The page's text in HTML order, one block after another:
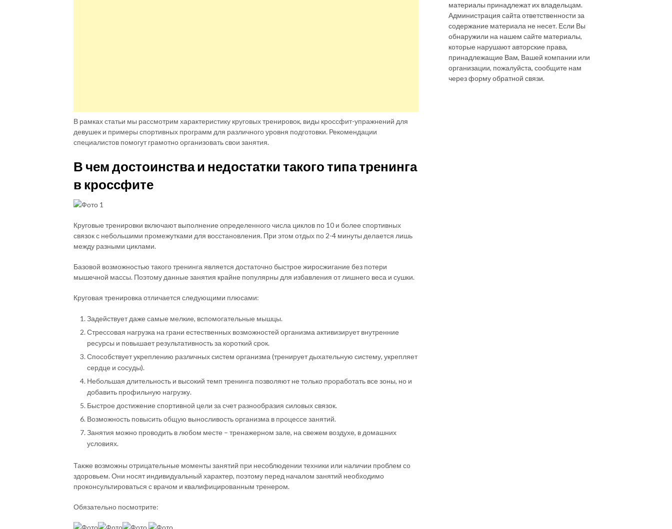
В рамках статьи мы рассмотрим характеристику круговых тренировок, виды кроссфит-упражнений для
девушек и примеры спортивных программ для различного уровня подготовки. Рекомендации
специалистов помогут грамотно организовать свои занятия.
В чем достоинства и недостатки такого типа тренинга
в кроссфите
Круговые тренировки включают выполнение определенного числа циклов по 10 и более спортивных
связок с небольшими промежутками для восстановления. При этом отдых по 2-4 минуты делается лишь
между разными циклами.
Базовой возможностью такого тренинга является достаточно быстрое жиросжигание без потери
мышечной массы. Поэтому данные занятия крайне популярны для избавления от лишнего веса и сушки.
Круговая тренировка отличается следующими плюсами:
Задействует даже самые мелкие, вспомогательные мышцы.
Стрессовая нагрузка на грани естественных возможностей организма активизирует внутренние
ресурсы и повышает результативность за короткий срок.
Способствует укреплению различных систем организма (тренирует дыхательную систему, укрепляет
сердце и сосуды).
Небольшая длительность и высокий темп тренинга позволяют не только проработать все зоны, но и
добавить профильную нагрузку.
Быстрое достижение спортивной цели за счет разнообразия силовых связок.
Возможность повысить общую выносливость организма в процессе занятий.
Занятия можно проводить в любом месте – тренажерном зале, на свежем воздухе, в домашних
условиях.
Также возможны отрицательные моменты занятий при несоблюдении техники или наличии проблем со
здоровьем. Они носят индивидуальный характер, поэтому перед началом занятий необходимо
проконсультироваться с врачом и квалифицированным тренером.
Обязательно посмотрите:
материалы принадлежат их владельцам.
Администрация сайта ответственности за
содержание материала не несет. Если Вы
обнаружили на нашем сайте материалы,
которые нарушают авторские права,
принадлежащие Вам, Вашей компании или
организации, пожалуйста, сообщите нам
через форму обратной связи.